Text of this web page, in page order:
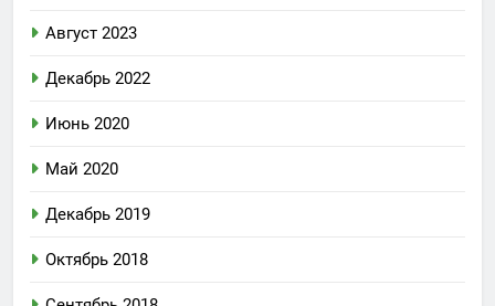
Август 2023
Декабрь 2022
Июнь 2020
Май 2020
Декабрь 2019
Октябрь 2018